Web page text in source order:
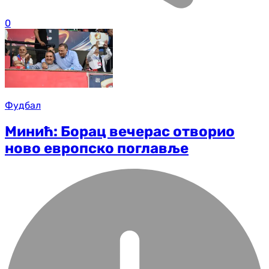
0
Фудбал
Минић: Борац вечерас отворио
ново европско поглавље